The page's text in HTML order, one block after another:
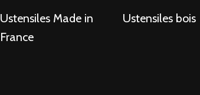
Ustensiles Made in
France
Ustensiles bois